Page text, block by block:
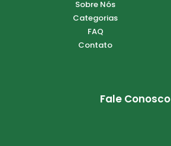
Sobre Nós
Categorias
FAQ
Contato
Fale Conosco